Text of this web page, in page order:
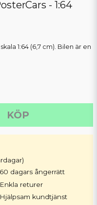
- 1:64
1:64 (6,7 cm). Bilen är en
KÖP
60 dagars ångerrätt
Enkla returer
Hjälpsam kundtjänst